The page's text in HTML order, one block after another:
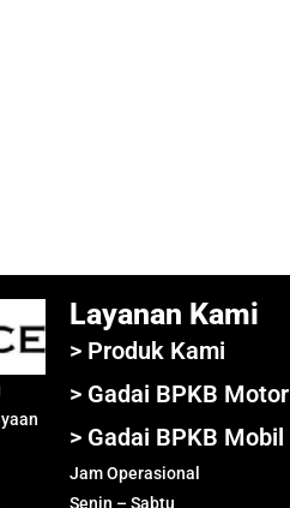
Layanan Kami
> Produk Kami
> Gadai BPKB Motor
> Gadai BPKB Mobil
Jam Operasional
Senin – Sabtu